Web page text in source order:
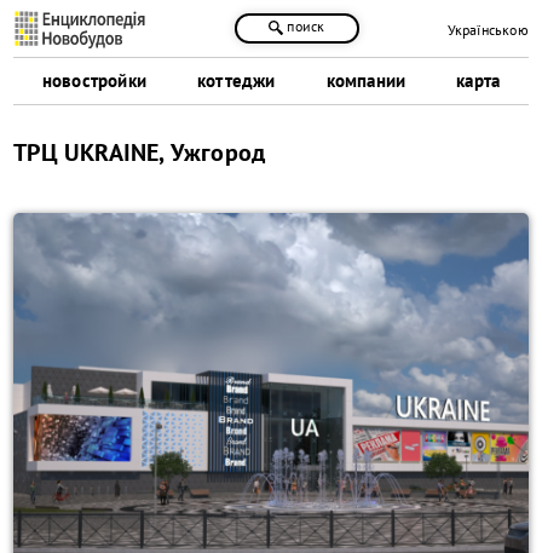
новостройки коттеджи компании карта
поиск Українською
ТРЦ UKRAINE, Ужгород